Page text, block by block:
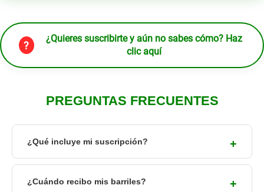
?
¿Quieres suscribirte y aún no sabes cómo? Haz
clic aquí
PREGUNTAS FRECUENTES
¿Qué incluye mi suscripción?
¿Cuándo recibo mis barriles?